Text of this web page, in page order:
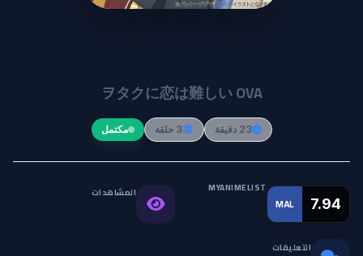
Wotaku ni Koi wa Muzukashii
ヲタクに恋は難しい OVA
23 دقيقة 3 حلقة مكتمل
MAL 7.94
MYANIMELIST المشاهدات
التعليقات